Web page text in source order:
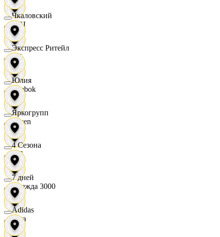
OBI
RE
Reebok
Seven
XC
Одежда 3000
Zara
Чкаловский
Экспресс Ритейл
Юлия
Яркогрупп
4 Сезона
7 дней
Adidas